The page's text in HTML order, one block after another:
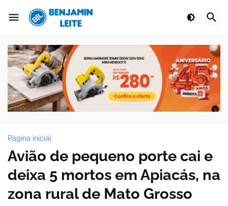
Página inicial
Avião de pequeno porte cai e
deixa 5 mortos em Apiacás, na
zona rural de Mato Grosso